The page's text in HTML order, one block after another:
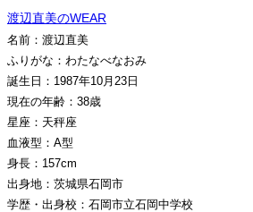
渡辺直美のWEAR
名前：渡辺直美
ふりがな：わたなべなおみ
誕生日：1987年10月23日
現在の年齢：38歳
星座：天秤座
血液型：A型
身長：157cm
出身地：茨城県石岡市
学歴・出身校：石岡市立石岡中学校